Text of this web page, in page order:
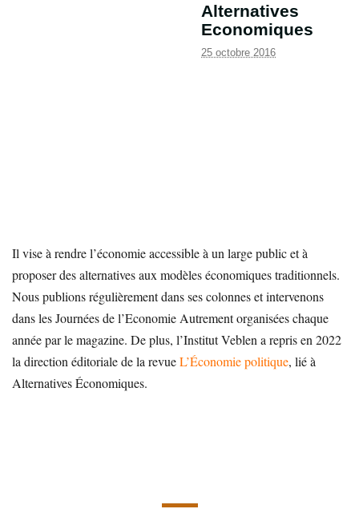
Alternatives
Economiques
25 octobre 2016
Il vise à rendre l’économie accessible à un large public et à
proposer des alternatives aux modèles économiques traditionnels.
Nous publions régulièrement dans ses colonnes et intervenons
dans les Journées de l’Economie Autrement organisées chaque
année par le magazine. De plus, l’Institut Veblen a repris en 2022
la direction éditoriale de la revueL’Économie politique, lié à
Alternatives Économiques.